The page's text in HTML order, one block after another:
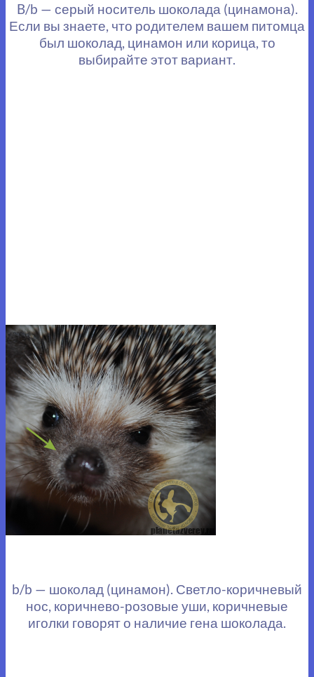
B/b — серый носитель шоколада (цинамона).
Если вы знаете, что родителем вашем питомца
был шоколад, цинамон или корица, то
выбирайте этот вариант.
b/b — шоколад (цинамон). Светло-коричневый
нос, коричнево-розовые уши, коричневые
иголки говорят о наличие гена шоколада.